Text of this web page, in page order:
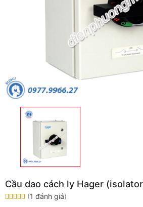
Cầu dao cách ly Hager
(1 đánh giá)